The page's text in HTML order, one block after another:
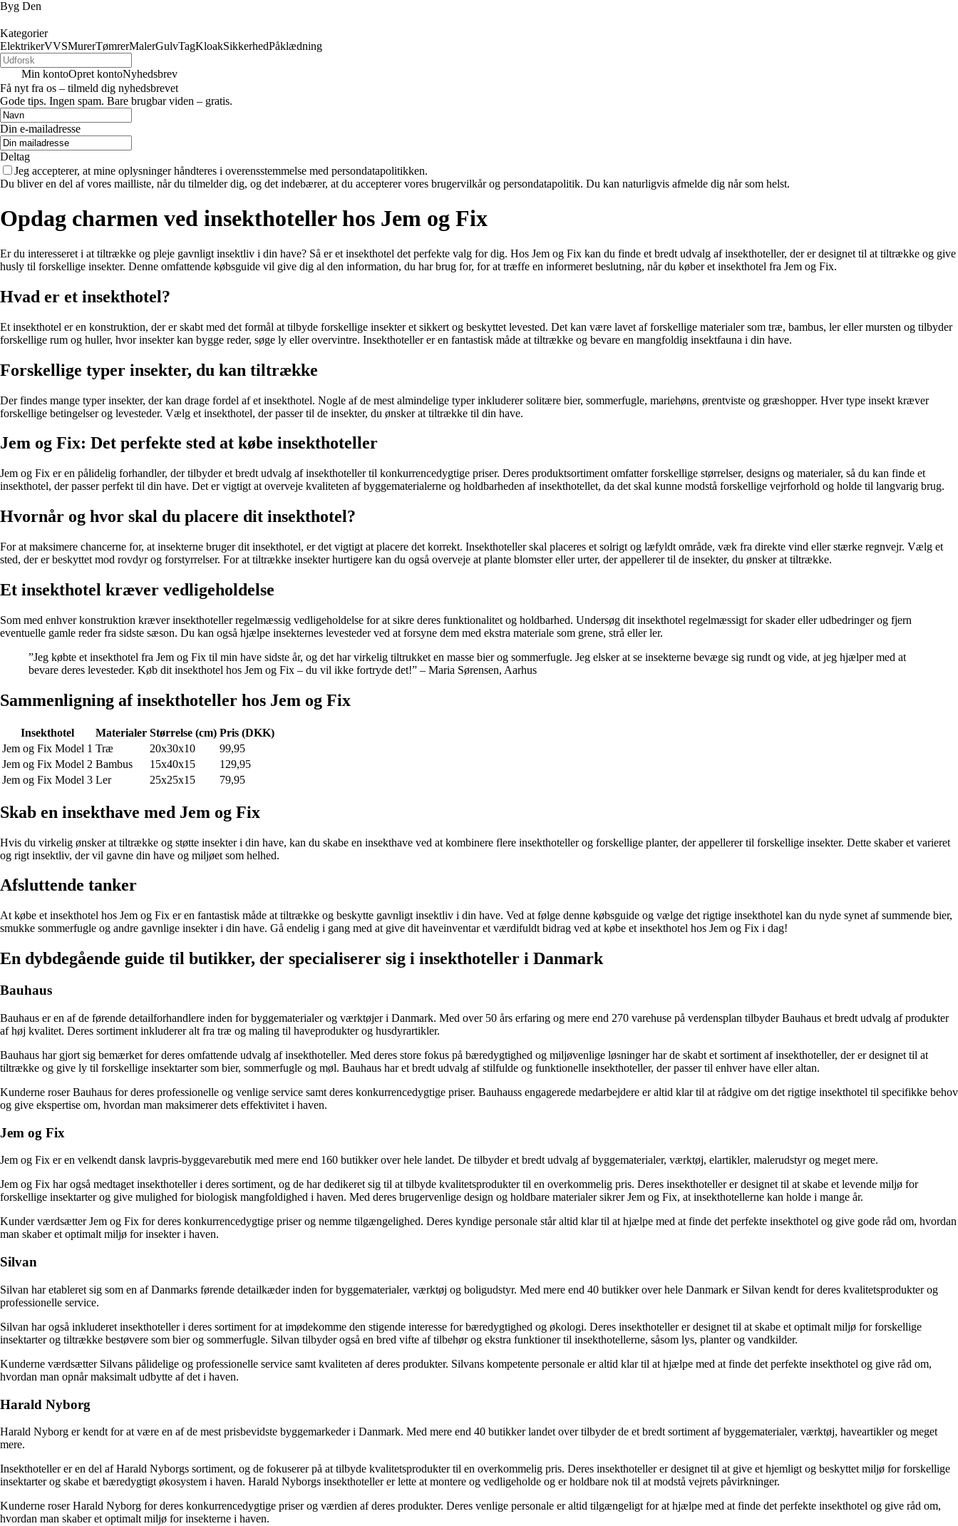
Byg Den
Kategorier
ElektrikerVVSMurerTømrerMalerGulvTagKloakSikkerhedPåklædning
Min kontoOpret kontoNyhedsbrev
Få nyt fra os – tilmeld dig nyhedsbrevet
Gode tips. Ingen spam. Bare brugbar viden – gratis.
Din e-mailadresse
Deltag
Jeg accepterer, at mine oplysninger håndteres i overensstemmelse med persondatapolitikken.
Du bliver en del af vores mailliste, når du tilmelder dig, og det indebærer, at du accepterer vores brugervilkår og persondatapolitik. Du kan naturligvis afmelde dig når som helst.
Opdag charmen ved insekthoteller hos Jem og Fix
Er du interesseret i at tiltrække og pleje gavnligt insektliv i din have? Så er et insekthotel det perfekte valg for dig. Hos Jem og Fix kan du finde et bredt udvalg af insekthoteller, der er designet til at tiltrække og give
husly til forskellige insekter. Denne omfattende købsguide vil give dig al den information, du har brug for, for at træffe en informeret beslutning, når du køber et insekthotel fra Jem og Fix.
Hvad er et insekthotel?
Et insekthotel er en konstruktion, der er skabt med det formål at tilbyde forskellige insekter et sikkert og beskyttet levested. Det kan være lavet af forskellige materialer som træ, bambus, ler eller mursten og tilbyder
forskellige rum og huller, hvor insekter kan bygge reder, søge ly eller overvintre. Insekthoteller er en fantastisk måde at tiltrække og bevare en mangfoldig insektfauna i din have.
Forskellige typer insekter, du kan tiltrække
Der findes mange typer insekter, der kan drage fordel af et insekthotel. Nogle af de mest almindelige typer inkluderer solitære bier, sommerfugle, mariehøns, ørentviste og græshopper. Hver type insekt kræver
forskellige betingelser og levesteder. Vælg et insekthotel, der passer til de insekter, du ønsker at tiltrække til din have.
Jem og Fix: Det perfekte sted at købe insekthoteller
Jem og Fix er en pålidelig forhandler, der tilbyder et bredt udvalg af insekthoteller til konkurrencedygtige priser. Deres produktsortiment omfatter forskellige størrelser, designs og materialer, så du kan finde et
insekthotel, der passer perfekt til din have. Det er vigtigt at overveje kvaliteten af byggematerialerne og holdbarheden af ​​insekthotellet, da det skal kunne modstå forskellige vejrforhold og holde til langvarig brug.
Hvornår og hvor skal du placere dit insekthotel?
For at maksimere chancerne for, at insekterne bruger dit insekthotel, er det vigtigt at placere det korrekt. Insekthoteller skal placeres et solrigt og læfyldt område, væk fra direkte vind eller stærke regnvejr. Vælg et
sted, der er beskyttet mod rovdyr og forstyrrelser. For at tiltrække insekter hurtigere kan du også overveje at plante blomster eller urter, der appellerer til de insekter, du ønsker at tiltrække.
Et insekthotel kræver vedligeholdelse
Som med enhver konstruktion kræver insekthoteller regelmæssig vedligeholdelse for at sikre deres funktionalitet og holdbarhed. Undersøg dit insekthotel regelmæssigt for skader eller udbedringer og fjern
eventuelle gamle reder fra sidste sæson. Du kan også hjælpe insekternes levesteder ved at forsyne dem med ekstra materiale som grene, strå eller ler.
”Jeg købte et insekthotel fra Jem og Fix til min have sidste år, og det har virkelig tiltrukket en masse bier og sommerfugle. Jeg elsker at se insekterne bevæge sig rundt og vide, at jeg hjælper med at
bevare deres levesteder. Køb dit insekthotel hos Jem og Fix – du vil ikke fortryde det!” – Maria Sørensen, Aarhus
Sammenligning af insekthoteller hos Jem og Fix
Insekthotel Materialer Størrelse (cm) Pris (DKK)
Jem og Fix Model 1 Træ 20x30x10
99,95
Jem og Fix Model 2 Bambus 15x40x15
129,95
Jem og Fix Model 3 Ler 25x25x15 79,95
Skab en insekthave med Jem og Fix
Hvis du virkelig ønsker at tiltrække og støtte insekter i din have, kan du skabe en insekthave ved at kombinere flere insekthoteller og forskellige planter, der appellerer til forskellige insekter. Dette skaber et varieret
og rigt insektliv, der vil gavne din have og miljøet som helhed.
Afsluttende tanker
At købe et insekthotel hos Jem og Fix er en fantastisk måde at tiltrække og beskytte gavnligt insektliv i din have. Ved at følge denne købsguide og vælge det rigtige insekthotel kan du nyde synet af summende bier,
smukke sommerfugle og andre gavnlige insekter i din have. Gå endelig i gang med at give dit haveinventar et værdifuldt bidrag ved at købe et insekthotel hos Jem og Fix i dag!
En dybdegående guide til butikker, der specialiserer sig i insekthoteller i Danmark
Bauhaus
Bauhaus er en af de førende detailforhandlere inden for byggematerialer og værktøjer i Danmark. Med over 50 års erfaring og mere end 270 varehuse på verdensplan tilbyder Bauhaus et bredt udvalg af produkter
af høj kvalitet. Deres sortiment inkluderer alt fra træ og maling til haveprodukter og husdyrartikler.
Bauhaus har gjort sig bemærket for deres omfattende udvalg af insekthoteller. Med deres store fokus på bæredygtighed og miljøvenlige løsninger har de skabt et sortiment af insekthoteller, der er designet til at
tiltrække og give ly til forskellige insektarter som bier, sommerfugle og møl. Bauhaus har et bredt udvalg af stilfulde og funktionelle insekthoteller, der passer til enhver have eller altan.
Kunderne roser Bauhaus for deres professionelle og venlige service samt deres konkurrencedygtige priser. Bauhauss engagerede medarbejdere er altid klar til at rådgive om det rigtige insekthotel til specifikke behov
og give ekspertise om, hvordan man maksimerer dets effektivitet i haven.
Jem og Fix
Jem og Fix er en velkendt dansk lavpris-byggevarebutik med mere end 160 butikker over hele landet. De tilbyder et bredt udvalg af byggematerialer, værktøj, elartikler, malerudstyr og meget mere.
Jem og Fix har også medtaget insekthoteller i deres sortiment, og de har dedikeret sig til at tilbyde kvalitetsprodukter til en overkommelig pris. Deres insekthoteller er designet til at skabe et levende miljø for
forskellige insektarter og give mulighed for biologisk mangfoldighed i haven. Med deres brugervenlige design og holdbare materialer sikrer Jem og Fix, at insekthotellerne kan holde i mange år.
Kunder værdsætter Jem og Fix for deres konkurrencedygtige priser og nemme tilgængelighed. Deres kyndige personale står altid klar til at hjælpe med at finde det perfekte insekthotel og give gode råd om, hvordan
man skaber et optimalt miljø for insekter i haven.
Silvan
Silvan har etableret sig som en af Danmarks førende detailkæder inden for byggematerialer, værktøj og boligudstyr. Med mere end 40 butikker over hele Danmark er Silvan kendt for deres kvalitetsprodukter og
professionelle service.
Silvan har også inkluderet insekthoteller i deres sortiment for at imødekomme den stigende interesse for bæredygtighed og økologi. Deres insekthoteller er designet til at skabe et optimalt miljø for forskellige
insektarter og tiltrække bestøvere som bier og sommerfugle. Silvan tilbyder også en bred vifte af tilbehør og ekstra funktioner til insekthotellerne, såsom lys, planter og vandkilder.
Kunderne værdsætter Silvans pålidelige og professionelle service samt kvaliteten af deres produkter. Silvans kompetente personale er altid klar til at hjælpe med at finde det perfekte insekthotel og give råd om,
hvordan man opnår maksimalt udbytte af det i haven.
Harald Nyborg
Harald Nyborg er kendt for at være en af de mest prisbevidste byggemarkeder i Danmark. Med mere end 40 butikker landet over tilbyder de et bredt sortiment af byggematerialer, værktøj, haveartikler og meget
mere.
Insekthoteller er en del af Harald Nyborgs sortiment, og de fokuserer på at tilbyde kvalitetsprodukter til en overkommelig pris. Deres insekthoteller er designet til at give et hjemligt og beskyttet miljø for forskellige
insektarter og skabe et bæredygtigt økosystem i haven. Harald Nyborgs insekthoteller er lette at montere og vedligeholde og er holdbare nok til at modstå vejrets påvirkninger.
Kunderne roser Harald Nyborg for deres konkurrencedygtige priser og værdien af deres produkter. Deres venlige personale er altid tilgængeligt for at hjælpe med at finde det perfekte insekthotel og give råd om,
hvordan man skaber et optimalt miljø for insekterne i haven.